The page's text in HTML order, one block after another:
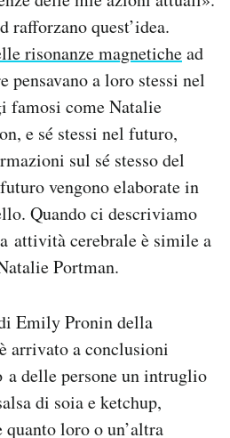
quest’idea.
risonanze magnetichead
pensavano a loro stessi nel
famosi come Natalie
e sé stessi nel futuro,
sul sé stesso del
vengono elaborate in
Quando ci descriviamo
attività cerebrale è simile a
Portman.
Emily Pronin della
arrivato a conclusioni
delle persone un intruglio
di soia e ketchup,
loro o un’altra